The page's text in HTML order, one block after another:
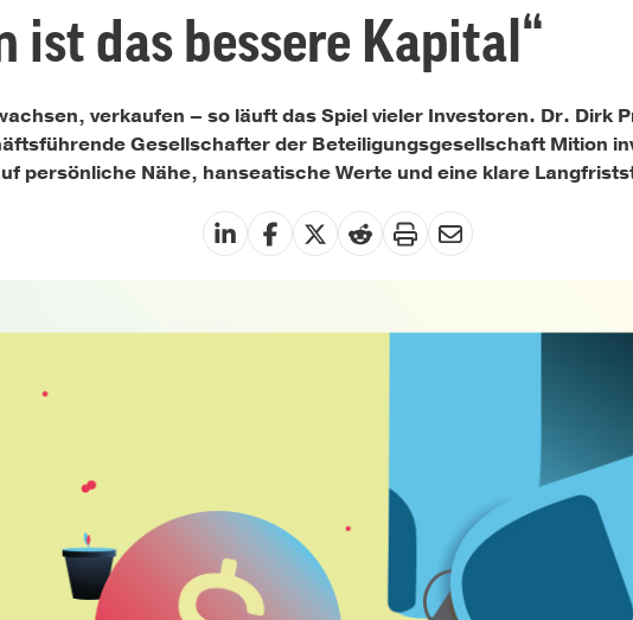
ist das bessere Kapital“
verkaufen – so läuft das Spiel vieler Investoren. Dr. Dirk
Gesellschafter der Beteiligungsgesellschaft ­Mition
persönliche Nähe, hanseatische Werte und eine klare